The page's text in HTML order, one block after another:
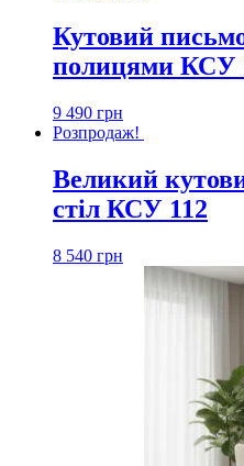
Кутовий
полицями КСУ
9 490 грн
Розпродаж!
Великий
стіл КСУ 112
8 540 грн